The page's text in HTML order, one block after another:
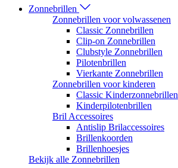
Zonnebrillen
Zonnebrillen voor volwassenen
Classic Zonnebrillen
Clip-on Zonnebrillen
Clubstyle Zonnebrillen
Pilotenbrillen
Vierkante Zonnebrillen
Zonnebrillen voor kinderen
Classic Kinderzonnebrillen
Kinderpilotenbrillen
Bril Accessoires
Antislip Brilaccessoires
Brillenkoorden
Brillenhoesjes
Bekijk alle Zonnebrillen